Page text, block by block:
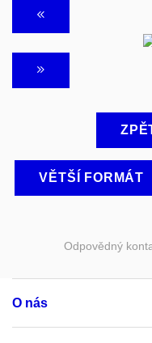
VĚTŠÍ FORMÁT
Odpovědný
O nás